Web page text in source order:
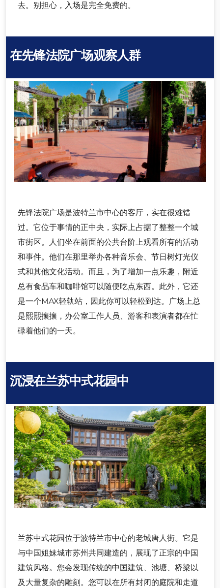
去。别担心，入场是完全免费的。
在先锋法院广场观察人群
先锋法院广场是波特兰市中心的客厅，实在很难错
过。它位于事情的正中央，实际上占据了整整一个城
市街区。人们坐在前面的公共台阶上观看所有的活动
和事件。他们在那里举办各种音乐会、节日树灯光仪
式和其他文化活动。而且，为了增加一点乐趣，附近
总有食品车和咖啡馆可以随便吃点东西。此外，它还
是一个MAX轻轨站，因此你可以轻松到达。广场上总
是熙熙攘攘，办公室工作人员、游客和表演者都在忙
碌着他们的一天。
沉浸在兰苏中式花园中
兰苏中式花园位于波特兰市中心的老城唐人街。它是
与中国姐妹城市苏州共同建造的，展现了正宗的中国
建筑风格。您会发现传统的中国建筑、池塘、桥梁以
及大量复杂的雕刻。您可以在所有封闭的庭院和走道